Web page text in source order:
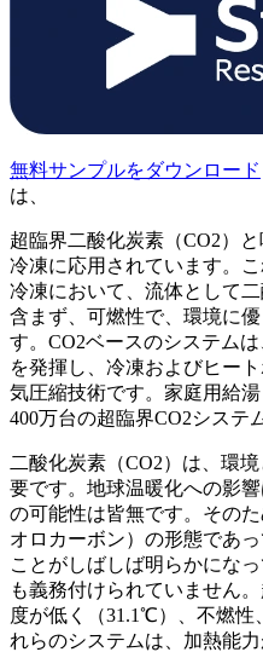
無料サンプルをダウンロード
は、
超臨界二酸化炭素（CO2）
冷凍に応用されています。
冷凍において、流体として
含まず、可燃性で、環境に
す。CO2ベースのシステム
を発揮し、冷凍およびヒー
気圧縮技術です。家庭用給
400万台の超臨界CO2システ
二酸化炭素（CO2）は、環
要です。地球温暖化への影
の可能性は皆無です。その
オロカーボン）の形態であ
ことがしばしば明らかにな
も義務付けられていません
度が低く（31.1℃）、不燃性
れらのシステムは、加熱能